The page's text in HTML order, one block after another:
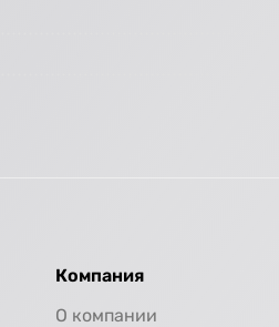
Компания
О компании